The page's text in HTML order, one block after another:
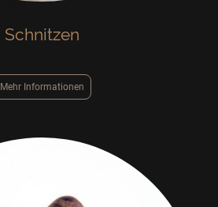
Schnitzen
Mehr Informationen